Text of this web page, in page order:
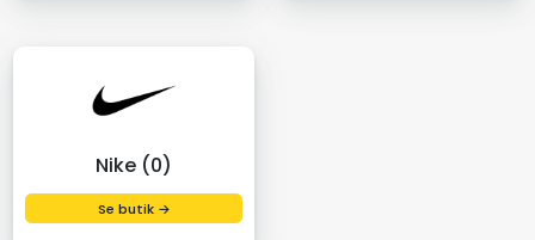
Nike (0)
Se butik →